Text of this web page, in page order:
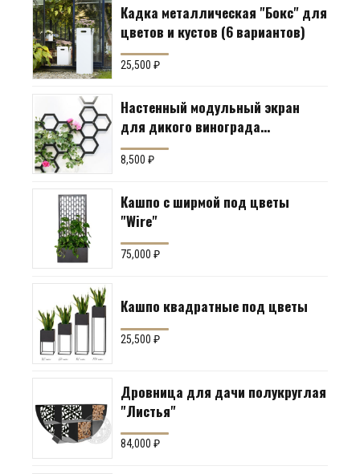
Кадка металлическая "Бокс" для
цветов и кустов (6 вариантов)
25,500₽
Настенный модульный экран
для дикого винограда
"Коллекция Соты"
8,500₽
Кашпо с ширмой под цветы
"Wire"
75,000₽
Кашпо квадратные под цветы
25,500₽
Дровница для дачи полукруглая
"Листья"
84,000₽